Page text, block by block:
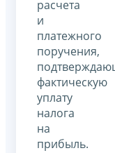
расчета
и
платежного
поручения,
фактическую
уплату
налога
на
прибыль.